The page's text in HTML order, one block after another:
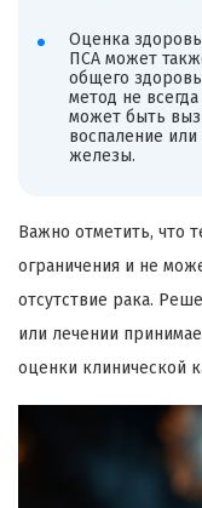
Оценка
ПСА может
общего
метод не
может быть
воспаление или
железы.
Важно отметить, что
ограничения и не
отсутствие рака.
или лечении
оценки клинической